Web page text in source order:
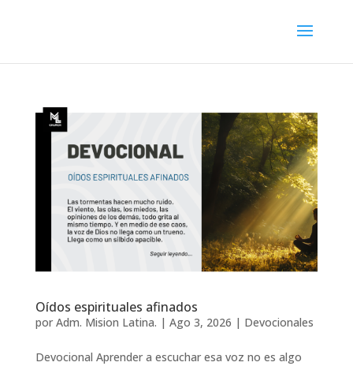
Oídos espirituales afinados
por Adm. Mision Latina. | Ago 3, 2026 | Devocionales
Devocional Aprender a escuchar esa voz no es algo